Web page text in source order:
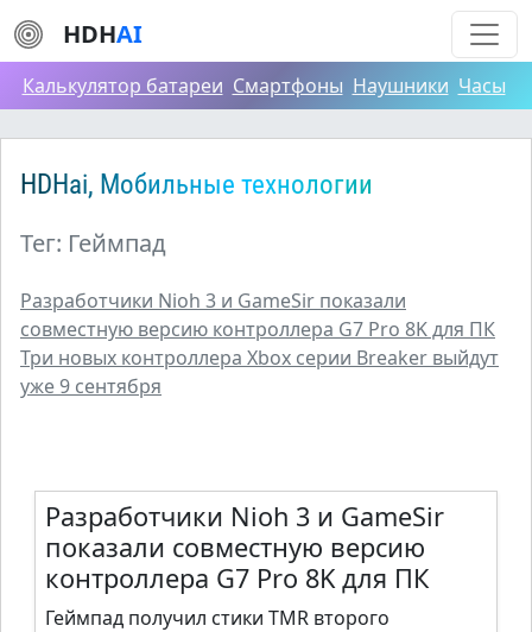
HDHAI
Калькулятор батареи Смартфоны Наушники Часы
HDHai, Мобильные технологии
Тег: Геймпад
Разработчики Nioh 3 и GameSir показали
совместную версию контроллера G7 Pro 8K для ПК
Три новых контроллера Xbox серии Breaker выйдут
уже 9 сентября
Разработчики Nioh 3 и GameSir
показали совместную версию
контроллера G7 Pro 8K для ПК
Геймпад получил стики TMR второго